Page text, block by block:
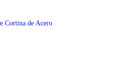
Cortina de Acero